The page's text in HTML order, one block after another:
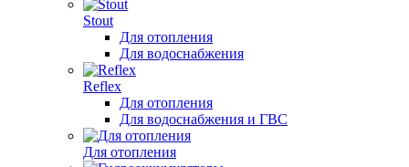
Stout
Для отопления
Для водоснабжения
Reflex
Для отопления
Для водоснабжения и ГВС
Для отопления